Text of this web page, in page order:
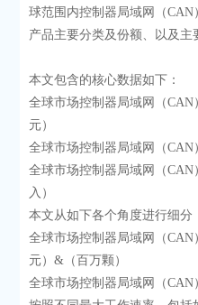
球范围内控制器局域网（
产品主要分类及份额、以及主
本文包含的核心数据如下：
全球市场控制器局域网（CAN
元）
全球市场控制器局域网（CAN
全球市场控制器局域网（
入）
本文从如下各个角度进行细分
全球市场控制器局域网（CAN
元）&（百万颗）
全球市场控制器局域网（CAN